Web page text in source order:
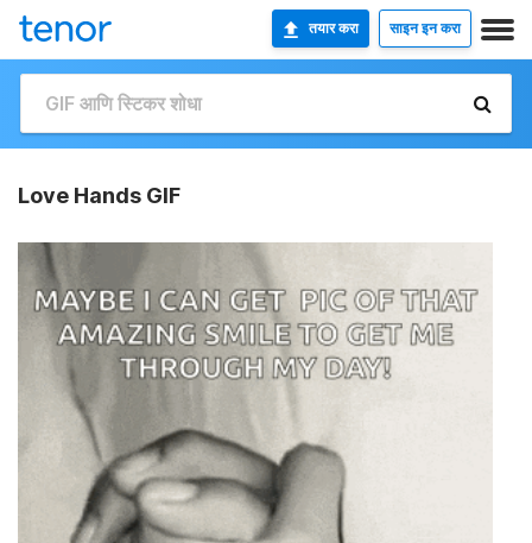
तयार करा साइन इन करा
Love Hands GIF